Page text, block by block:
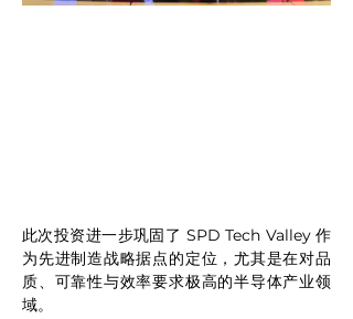
此次投资进一步巩固了 SPD Tech Valley 作
为先进制造战略据点的定位，尤其是在对品
质、可靠性与效率要求极高的半导体产业领
域。